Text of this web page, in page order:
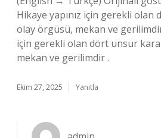
Hikaye yapınız için gerekli
olay örgüsü, mekan ve gerilimdir
için gerekli olan dört unsur
mekan ve gerilimdir .
Ekim 27, 2025 Yanıtla